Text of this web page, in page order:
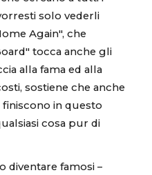
solo vederli
Again", che
tocca anche gli
alla fama ed alla
sostiene che anche
in questo
cosa pur di
diventare famosi –